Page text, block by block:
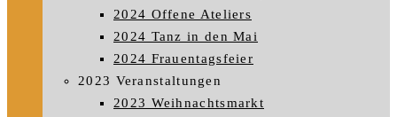
2024 Offene Ateliers
2024 Tanz in den Mai
2024 Frauentagsfeier
2023 Veranstaltungen
2023 Weihnachtsmarkt